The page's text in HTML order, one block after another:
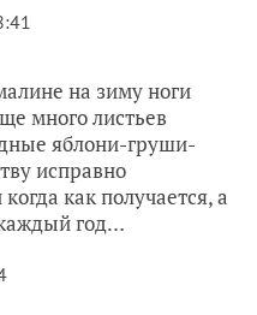
на зиму ноги
яблони-груши-
исправно
как получается, а
год…
популяция